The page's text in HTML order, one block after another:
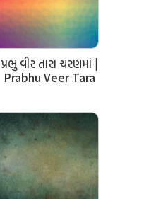
પ્રભુ વીર તારા ચરણમાં |
Prabhu Veer Tara